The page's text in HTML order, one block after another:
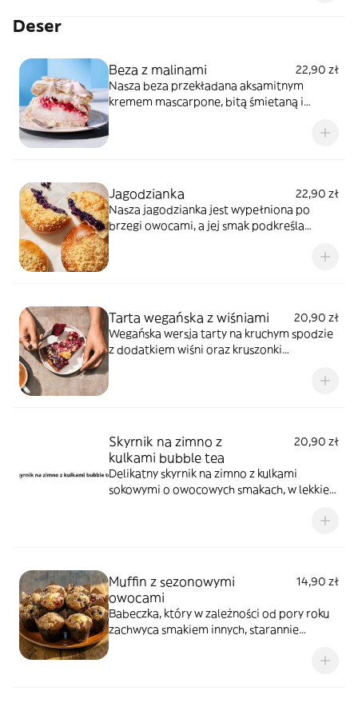
Deser
Beza z malinami
22,90 zł
Nasza beza przekładana aksamitnym
kremem mascarpone, bitą śmietaną i
Jagodzianka
22,90 zł
Nasza jagodzianka jest wypełniona po
brzegi owocami, a jej smak podkreśla
Tarta wegańska z wiśniami
20,90 zł
Wegańska wersja tarty na kruchym spodzie
z dodatkiem wiśni oraz kruszonki
Skyrnik na zimno z
kulkami bubble tea
20,90 zł
Delikatny skyrnik na zimno z kulkami
sokowymi o owocowych smakach, w lekkiej
Muffin z sezonowymi
owocami
14,90 zł
Babeczka, który w zależności od pory roku
zachwyca smakiem innych, starannie